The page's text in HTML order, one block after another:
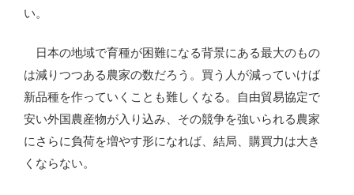
い。
日本の地域で育種が困難になる背景にある最大のもの
は減りつつある農家の数だろう。買う人が減っていけば
新品種を作っていくことも難しくなる。自由貿易協定で
安い外国農産物が入り込み、その競争を強いられる農家
にさらに負荷を増やす形になれば、結局、購買力は大き
くならない。